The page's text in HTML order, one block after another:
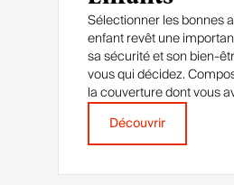
Sélectionner les bonnes
enfant revêt une
sa sécurité et son bien-
vous qui décidez.
la couverture dont vous
Découvrir